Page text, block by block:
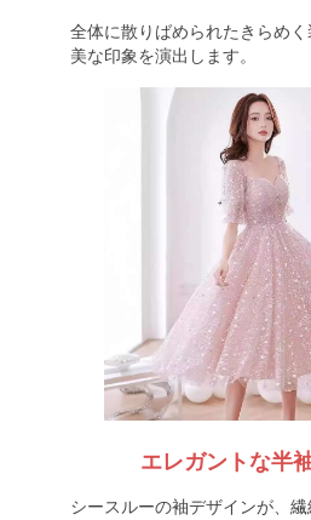
全体に散りばめられたきらめ
美な印象を演出します。
エレガントな半
シースルーの袖デザインが、